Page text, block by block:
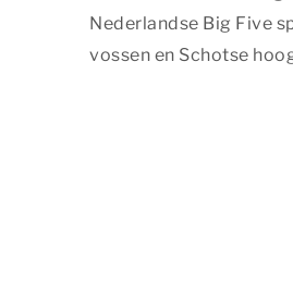
Nederlandse Big Five
vossen en Schotse